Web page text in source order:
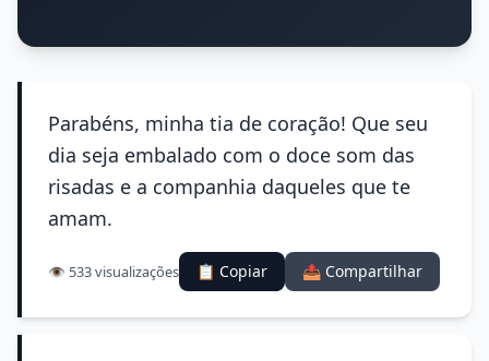
Parabéns, minha tia de coração! Que seu
dia seja embalado com o doce som das
risadas e a companhia daqueles que te
amam.
👁️ 533 visualizações 📋 Copiar 📤 Compartilhar